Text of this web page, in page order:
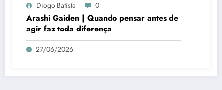
Diogo Batista 0
Arashi Gaiden | Quando pensar antes de
agir faz toda diferença
27/06/2026